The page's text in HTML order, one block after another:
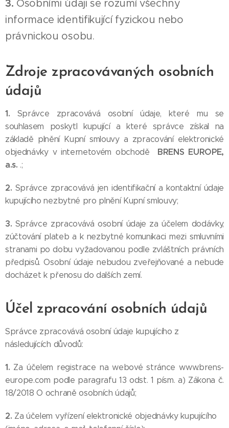
3. Osobními údaji se rozumí všechny
informace identifikující fyzickou nebo
právnickou osobu.
Zdroje zpracovávaných osobních
údajů
1. Správce zpracovává osobní údaje, které mu se
souhlasem poskytl kupující a které správce získal na
základě plnění Kupní smlouvy a zpracování elektronické
objednávky v internetovém obchodě BRENS EUROPE,
a.s. .;
2. Správce zpracovává jen identifikační a kontaktní údaje
kupujícího nezbytné pro plnění Kupní smlouvy;
3. Správce zpracovává osobní údaje za účelem dodávky,
zúčtování plateb a k nezbytné komunikaci mezi smluvními
stranami po dobu vyžadovanou podle zvláštních právních
předpisů. Osobní údaje nebudou zveřejňované a nebude
docházet k přenosu do dalších zemí.
Účel zpracování osobních údajů
Správce zpracovává osobní údaje kupujícího z
následujících důvodů:
1. Za účelem registrace na webové stránce www.brens-
europe.com podle paragrafu 13 odst. 1 písm. a) Zákona č.
18/2018 O ochraně osobních údajů;
2. Za účelem vyřízení elektronické objednávky kupujícího